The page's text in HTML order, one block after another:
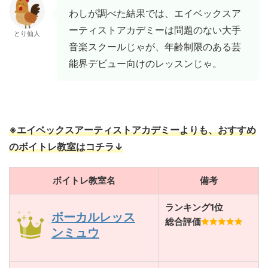
とり仙人
わしが調べた結果では、エイベックスア
ーティストアカデミーは問題のない大手
音楽スクールじゃが、年齢制限のある芸
能界デビュー向けのレッスンじゃ。
※エイベックスアーティストアカデミーよりも、おすすめ
のボイトレ教室はコチラ↓
ボイトレ教室名 備考
ボーカルレッス
ンミュウ
ランキング1位
総合評価